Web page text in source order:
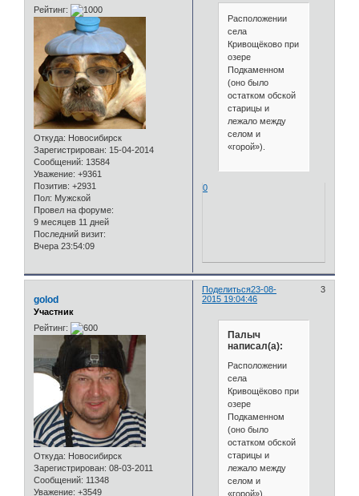
Рейтинг:
Откуда: Новосибирск
Зарегистрирован: 15-04-2014
Сообщений: 13584
Уважение: +9361
Позитив: +2931
Пол: Мужской
Провел на форуме:
9 месяцев 11 дней
Последний визит:
Вчера 23:54:09
Расположении
села
Кривощёково при
озере
Подкаменном
(оно было
остатком обской
старицы и
лежало между
селом и
«горой»).
0
Поделиться 3
23-08-
2015 19:04:46
golod
Участник
Рейтинг:
Откуда: Новосибирск
Зарегистрирован: 08-03-2011
Сообщений: 11348
Уважение: +3549
Палыч
написал(а):
Расположении
села
Кривощёково при
озере
Подкаменном
(оно было
остатком обской
старицы и
лежало между
селом и
«горой»).